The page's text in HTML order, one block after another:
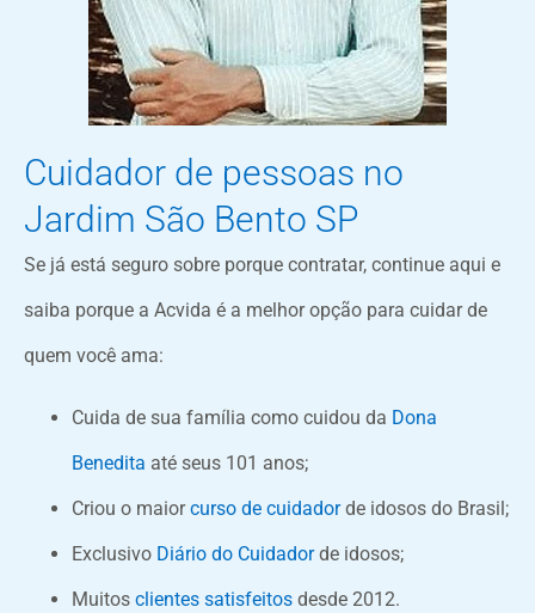
Cuidador de pessoas no
Jardim São Bento SP
Se já está seguro sobre porque contratar, continue aqui e
saiba porque a Acvida é a melhor opção para cuidar de
quem você ama:
Cuida de sua família como cuidou da Dona
Benedita até seus 101 anos;
Criou o maiorcurso de cuidadorde idosos do Brasil;
Exclusivo Diário do Cuidadorde idosos;
Muitos clientes satisfeitos desde 2012.